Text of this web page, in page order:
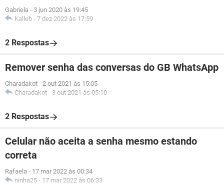
Gabriela - 3 jun 2020 às 19:45
Kalleb - 7 dez 2022 às 17:59
2 Respostas
Remover senha das conversas do GB WhatsApp
Charadakot - 2 out 2021 às 15:05
Charadakot - 3 out 2021 às 05:10
2 Respostas
Celular não aceita a senha mesmo estando
correta
Rafaela - 17 mar 2022 às 00:34
ninha25 - 17 mar 2022 às 06:33